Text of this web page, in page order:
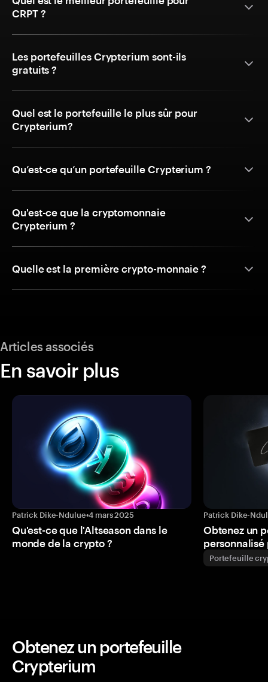
CRPT ?
Les portefeuilles Crypterium sont-ils
gratuits ?
Quel est le portefeuille le plus sûr pour
Crypterium?
Qu’est-ce qu’un portefeuille Crypterium ?
Qu'est-ce que la cryptomonnaie
Crypterium ?
Quelle est la première crypto-monnaie ?
Articles associés
En savoir plus
Patrick Dike-Ndulue•4 mars 2025
Qu'est-ce que l'Altseason dans le
monde de la crypto ?
Patrick Dike-
Obtenez un
personnalisé
Portefeuille
Obtenez un portefeuille
Crypterium